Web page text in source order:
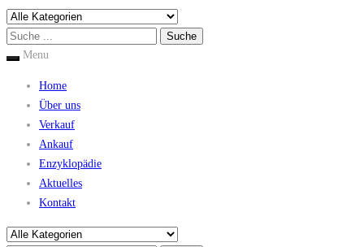
Menu
Home
Über uns
Verkauf
Ankauf
Enzyklopädie
Aktuelles
Kontakt